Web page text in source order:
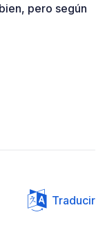
pero según
Traducir